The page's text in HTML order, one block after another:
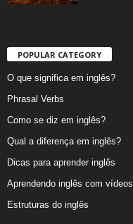
POPULAR CATEGORY
O que significa em inglês?
Phrasal Verbs
Como se diz em inglês?
Qual a diferença em inglês?
Dicas para aprender inglês
Aprendendo inglês com vídeos
Estruturas do inglês